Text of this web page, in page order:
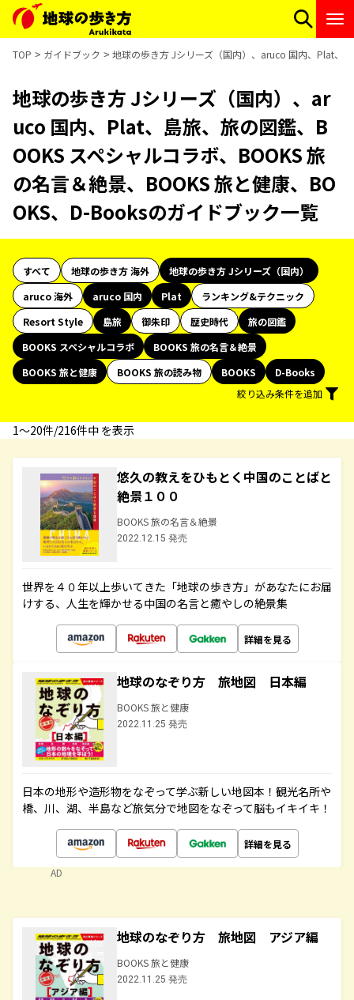
TOP ガイドブック 地球の歩き方 Jシリーズ（国内）、aruco 国内、Plat、
地球の歩き方 Jシリーズ（国内）、ar
uco 国内、Plat、島旅、旅の図鑑、B
OOKS スペシャルコラボ、BOOKS 旅
の名言＆絶景、BOOKS 旅と健康、BO
OKS、D-Booksのガイドブック一覧
すべて 地球の歩き方 海外
地球の歩き方 Jシリーズ（国内）
aruco 海外
aruco 国内 Plat
ランキング&テクニック
Resort Style
島旅 御朱印 歴史時代
旅の図鑑
BOOKS スペシャルコラボ
BOOKS 旅の名言＆絶景
BOOKS 旅と健康
BOOKS 旅の読み物 BOOKS
D-Books
絞り込み条件を追加
1〜20件/216件中 を表示
悠久の教えをひもとく中国のことばと
絶景１００
BOOKS 旅の名言＆絶景
2022.12.15 発売
世界を４０年以上歩いてきた「地球の歩き方」があなたにお届
けする、人生を輝かせる中国の名言と癒やしの絶景集
詳細を見る
地球のなぞり方 旅地図 日本編
BOOKS 旅と健康
2022.11.25 発売
日本の地形や造形物をなぞって学ぶ新しい地図本！観光名所や
橋、川、湖、半島など旅気分で地図をなぞって脳もイキイキ！
詳細を見る
AD
地球のなぞり方 旅地図 アジア編
BOOKS 旅と健康
2022.11.25 発売